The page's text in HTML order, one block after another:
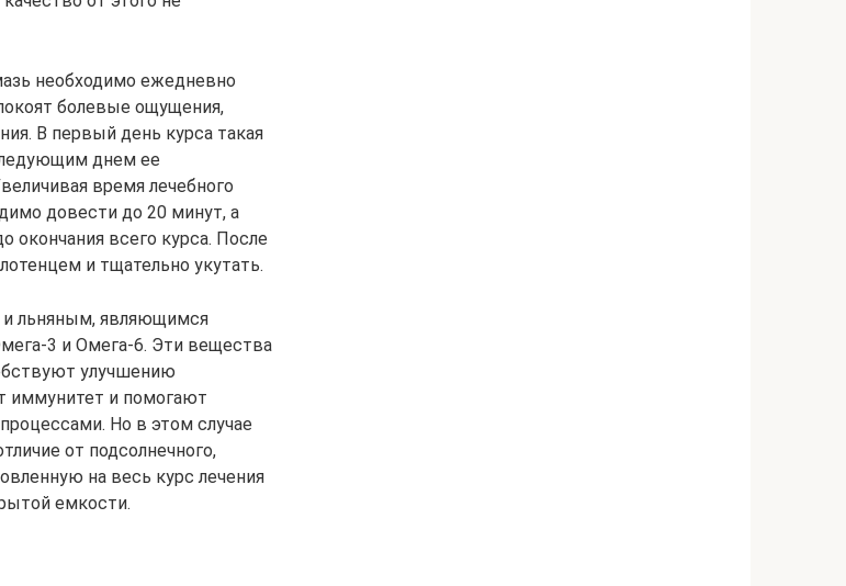
необходимо ежедневно
болевые ощущения,
В первый день курса такая
днем ее
время лечебного
довести до 20 минут, а
окончания всего курса. После
и тщательно укутать.
и льняным, являющимся
3 и Омега-6. Эти вещества
улучшению
иммунитет и помогают
Но в этом случае
от подсолнечного,
на весь курс лечения
емкости.